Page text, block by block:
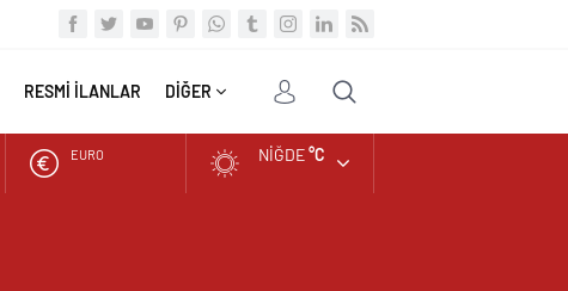
RESMİ İLANLAR DİĞER
EURO NIĞDE°C